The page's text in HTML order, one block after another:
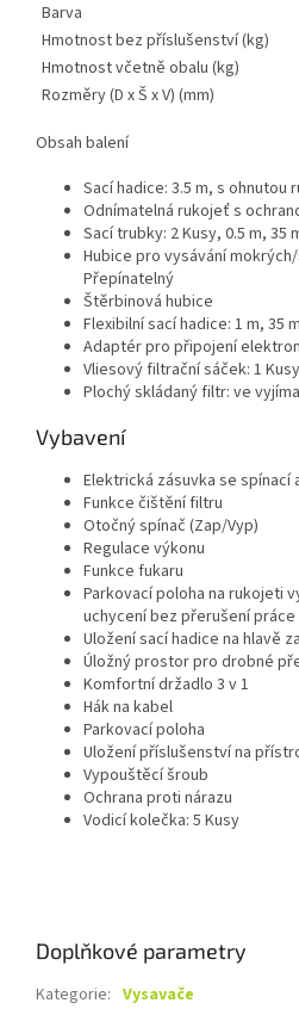
Barva
Hmotnost bez příslušenství (kg)
Hmotnost včetně obalu (kg)
Rozměry (D x Š x V) (mm)
Obsah balení
Sací hadice: 3.5 m, s ohnutou
Odnímatelná rukojeť s
Sací trubky: 2 Kusy, 0.5 m, 35
Hubice pro vysávání
Přepínatelný
Štěrbinová hubice
Flexibilní sací hadice: 1 m, 35
Adaptér pro připojení
Vliesový filtrační sáček: 1 Kusy
Plochý skládaný filtr: ve
Vybavení
Elektrická zásuvka se spínací
Funkce čištění filtru
Otočný spínač (Zap/Vyp)
Regulace výkonu
Funkce fukaru
Parkovací poloha na rukojeti
uchycení bez přerušení práce
Uložení sací hadice na hlavě
Úložný prostor pro drobné
Komfortní držadlo 3 v 1
Hák na kabel
Parkovací poloha
Uložení příslušenství na
Vypouštěcí šroub
Ochrana proti nárazu
Vodicí kolečka: 5 Kusy
Doplňkové parametry
Kategorie: Vysavače